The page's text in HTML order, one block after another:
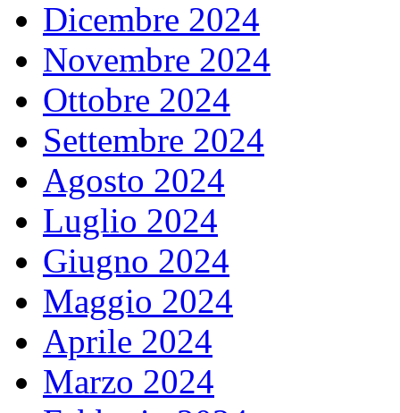
Dicembre 2024
Novembre 2024
Ottobre 2024
Settembre 2024
Agosto 2024
Luglio 2024
Giugno 2024
Maggio 2024
Aprile 2024
Marzo 2024